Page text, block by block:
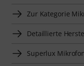
Zur Kategorie
Detaillierte
Superlux